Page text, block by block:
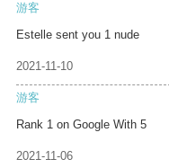
游客
Estelle sent you 1 nude
2021-11-10
游客
Rank 1 on Google With 5
2021-11-06